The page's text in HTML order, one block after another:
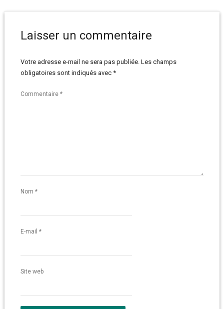
Laisser un commentaire
Votre adresse e-mail ne sera pas publiée. Les champs
obligatoires sont indiqués avec *
Commentaire *
Nom *
E-mail *
Site web